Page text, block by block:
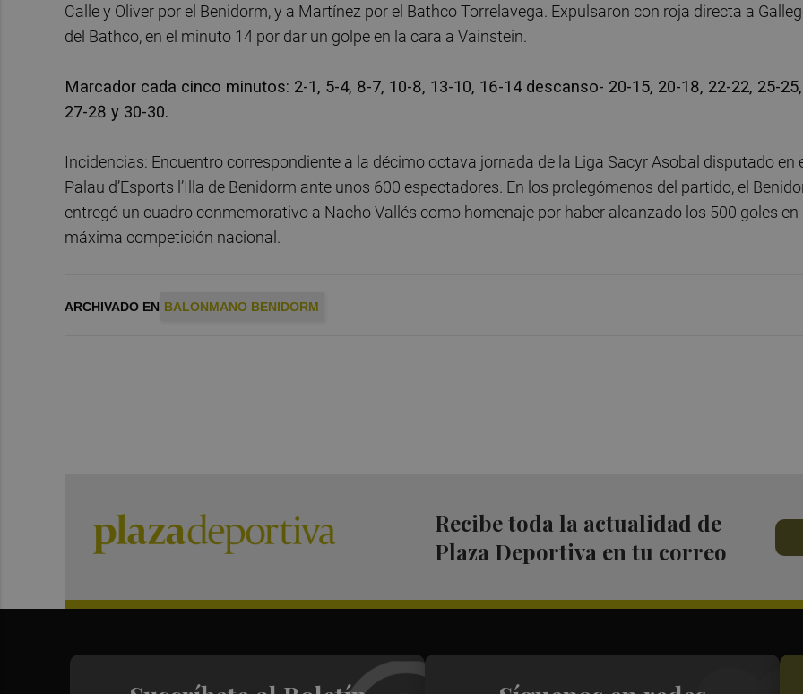
Calle y Oliver por el Benidorm, y a Martínez por el Bathco Torrelavega. Expulsaron con roja directa a
del Bathco, en el minuto 14 por dar un golpe en la cara a Vainstein.
Marcador cada cinco minutos: 2-1, 5-4, 8-7, 10-8, 13-10, 16-14 descanso- 20-15, 20-18, 22-22, 25-25,
27-28 y 30-30.
Incidencias: Encuentro correspondiente a la décimo octava jornada de la Liga Sacyr Asobal disputado en
Palau d’Esports l’Illa de Benidorm ante unos 600 espectadores. En los prolegómenos del partido, el
entregó un cuadro conmemorativo a Nacho Vallés como homenaje por haber alcanzado los 500 goles en
máxima competición nacional.
ARCHIVADO EN BALONMANO BENIDORM
Recibe toda la actualidad de
Plaza Deportiva en tu correo